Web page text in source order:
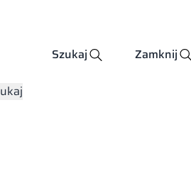
Szukaj Zamknij